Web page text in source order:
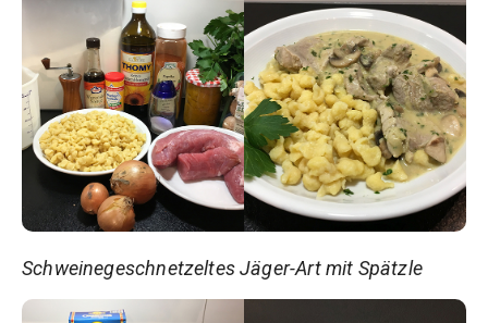
Schweinegeschnetzeltes Jäger-Art mit Spätzle